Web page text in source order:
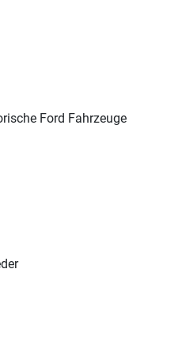
Ford Fahrzeuge